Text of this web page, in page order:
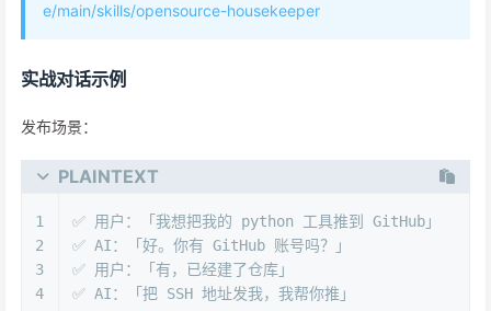
e/main/skills/opensource-housekeeper
实战对话示例
发布场景：
PLAINTEXT
1
2
3
4
✅ 用户：「我想把我的 python 工具推到 GitHub」
✅ AI：「好。你有 GitHub 账号吗？」
✅ 用户：「有，已经建了仓库」
✅ AI：「把 SSH 地址发我，我帮你推」